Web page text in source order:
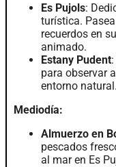
Es Pujols:
turística.
recuerdos en
animado.
Estany Pudent
para observar
entorno natural.
Mediodía:
Almuerzo en
pescados
al mar en Es